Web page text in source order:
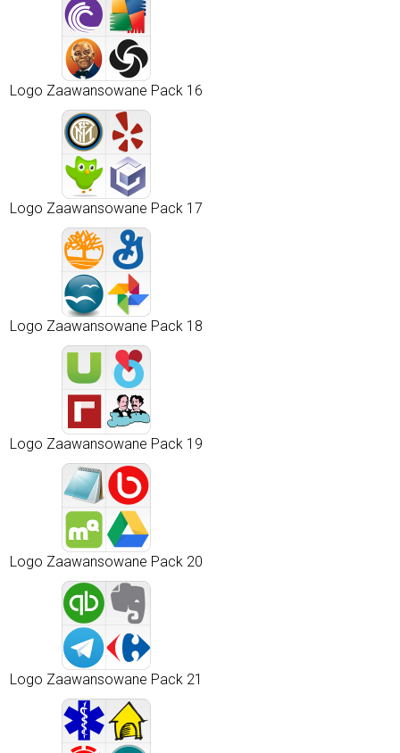
Logo Zaawansowane Pack 16
Logo Zaawansowane Pack 17
Logo Zaawansowane Pack 18
Logo Zaawansowane Pack 19
Logo Zaawansowane Pack 20
Logo Zaawansowane Pack 21